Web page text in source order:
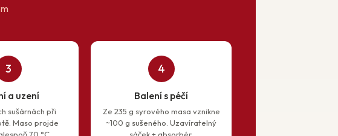
3
a uzení
sušárnách při
Maso projde
70 °C.
4
Balení s péčí
Ze 235 g syrového masa vznikne
~100 g sušeného. Uzavíratelný
sáček + absorbér.